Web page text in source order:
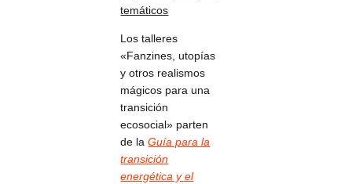
temáticos
Los talleres
«Fanzines, utopías
y otros realismos
mágicos para una
transición
ecosocial» parten
de laGuía para la
transición
energética y el